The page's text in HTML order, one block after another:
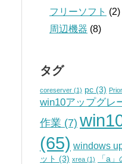
フリーソフト (2)
周辺機器 (8)
タグ
coreserver (1) pc (3)
win10アップグレ
作業 (7)
(65) windows
ット (3) xrea (1) 「a